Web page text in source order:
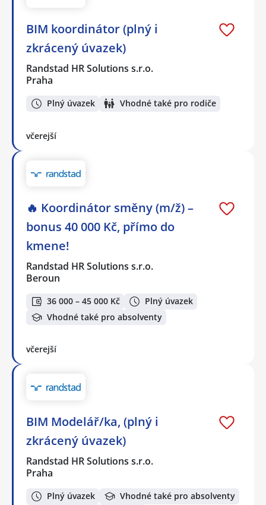
BIM koordinátor (plný i
zkrácený úvazek)
Randstad HR Solutions s.r.o.
Praha
Plný úvazek Vhodné také pro rodiče
včerejší
🔥 Koordinátor směny (m/ž) –
bonus 40 000 Kč, přímo do
kmene!
Randstad HR Solutions s.r.o.
Beroun
36 000 – 45 000 Kč
Plný úvazek
Vhodné také pro absolventy
včerejší
BIM Modelář/ka, (plný i
zkrácený úvazek)
Randstad HR Solutions s.r.o.
Praha
Plný úvazek
Vhodné také pro absolventy